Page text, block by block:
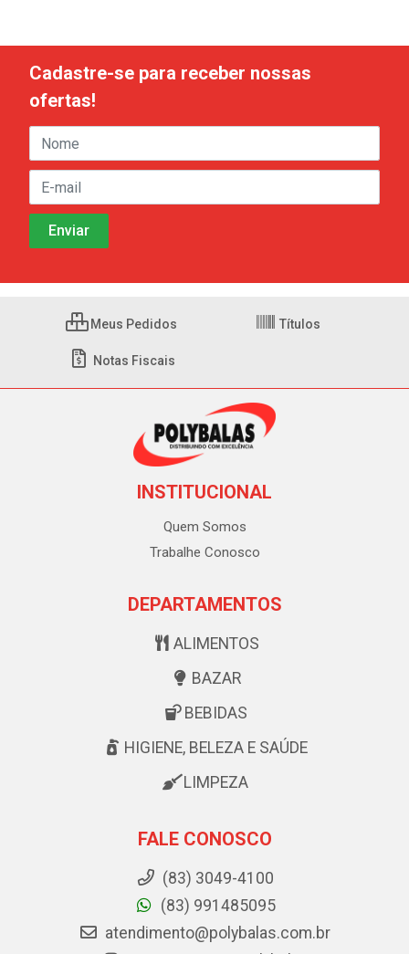
Cadastre-se para receber nossas
ofertas!
Meus Pedidos Títulos
Notas Fiscais
INSTITUCIONAL
Quem Somos
Trabalhe Conosco
DEPARTAMENTOS
ALIMENTOS
BAZAR
BEBIDAS
HIGIENE, BELEZA E SAÚDE
LIMPEZA
FALE CONOSCO
(83) 3049-4100
(83) 991485095
atendimento@polybalas.com.br